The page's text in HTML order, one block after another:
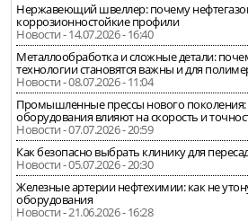
Нержавеющий швеллер: почему
коррозионностойкие профили
Новости - 14.07.2026 - 16:40
Металлообработка и сложные детали:
технологии становятся важны и для
Новости - 08.07.2026 - 11:04
Промышленные прессы нового поколения:
оборудования влияют на скорость и
Новости - 07.07.2026 - 20:59
Как безопасно выбрать клинику для
Новости - 05.07.2026 - 20:30
Железные артерии нефтехимии: как не
оборудования
Новости - 21.06.2026 - 16:28